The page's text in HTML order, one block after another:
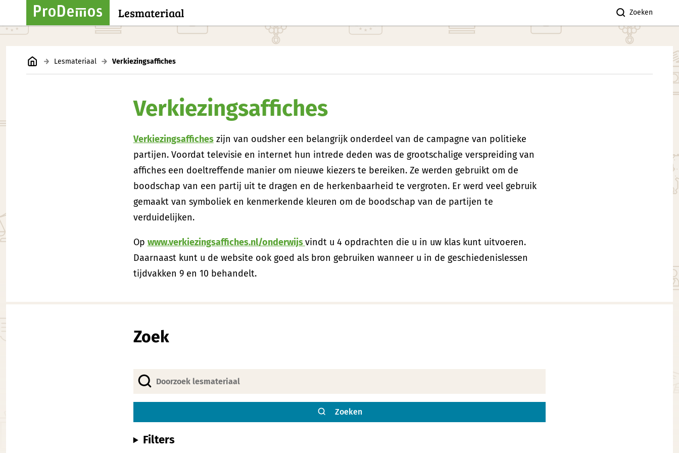
Lesmateriaal Zoeken
Lesmateriaal Verkiezingsaffiches
Verkiezingsaffiches
Verkiezingsafficheszijn van oudsher een belangrijk onderdeel van de campagne van politieke
partijen. Voordat televisie en internet hun intrede deden was de grootschalige verspreiding van
affiches een doeltreffende manier om nieuwe kiezers te bereiken. Ze werden gebruikt om de
boodschap van een partij uit te dragen en de herkenbaarheid te vergroten. Er werd veel gebruik
gemaakt van symboliek en kenmerkende kleuren om de boodschap van de partijen te
verduidelijken.
Op www.verkiezingsaffiches.nl/onderwijsvindt u 4 opdrachten die u in uw klas kunt uitvoeren.
Daarnaast kunt u de website ook goed als bron gebruiken wanneer u in de geschiedenislessen
tijdvakken 9 en 10 behandelt.
Zoek
Zoeken
Filters